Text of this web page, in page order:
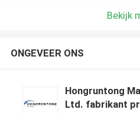
Bekijk
ONGEVEER ONS
Hongruntong
Ltd. fabrikant